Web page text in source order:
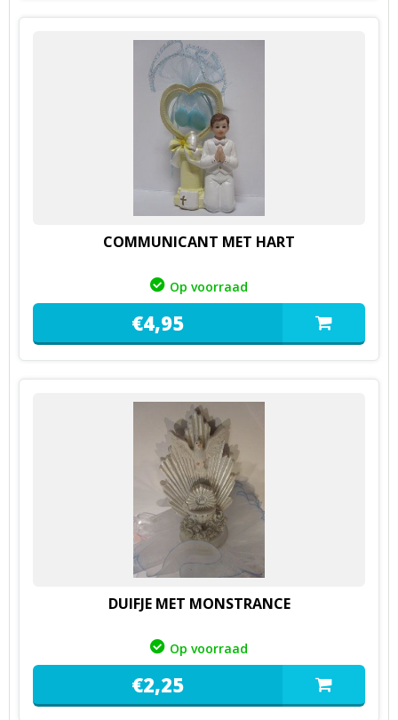
COMMUNICANT MET HART
Op voorraad
€4,95
DUIFJE MET MONSTRANCE
Op voorraad
€2,25